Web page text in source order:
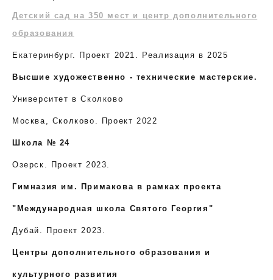
Детский сад на 350 мест и центр дополнительного
образования
Екатеринбург. Проект 2021. Реализация в 2025
Высшие художественно - технические мастерские.
Университет в Сколково
Москва, Сколково. Проект 2022
Школа № 24
Озерск. Проект 2023.
Гимназия им. Примакова в рамках проекта
"Международная школа Святого Георгия"
Дубай. Проект 2023.
Центры дополнительного образования и
культурного развития